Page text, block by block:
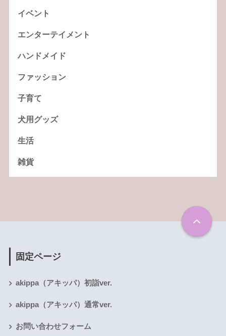
イベント
エンターテイメント
ハンドメイド
ファッション
子育て
犬用グッズ
生活
雑貨
固定ページ
akippa（アキッパ）初詣ver.
akippa（アキッパ）通常ver.
お問い合わせフォーム